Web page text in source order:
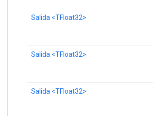
Salida <TFloat32>
Salida <TFloat32>
Salida <TFloat32>